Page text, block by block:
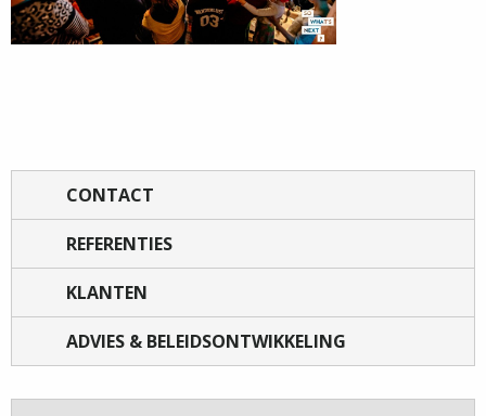
CONTACT
REFERENTIES
KLANTEN
ADVIES & BELEIDSONTWIKKELING